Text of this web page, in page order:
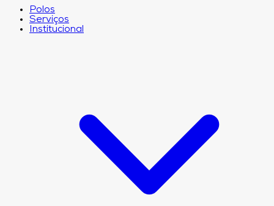
Polos
Serviços
Institucional